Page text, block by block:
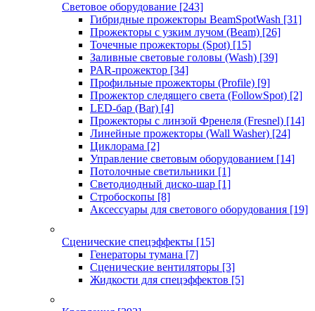
Световое оборудование [243]
Гибридные прожекторы BeamSpotWash [31]
Прожекторы с узким лучом (Beam) [26]
Точечные прожекторы (Spot) [15]
Заливные световые головы (Wash) [39]
PAR-прожектор [34]
Профильные прожекторы (Profile) [9]
Прожектор следящего света (FollowSpot) [2]
LED-бар (Bar) [4]
Прожекторы с линзой Френеля (Fresnel) [14]
Линейные прожекторы (Wall Washer) [24]
Циклорама [2]
Управление световым оборудованием [14]
Потолочные светильники [1]
Светодиодный диско-шар [1]
Стробоскопы [8]
Аксессуары для светового оборудования [19]
Сценические спецэффекты [15]
Генераторы тумана [7]
Сценические вентиляторы [3]
Жидкости для спецэффектов [5]